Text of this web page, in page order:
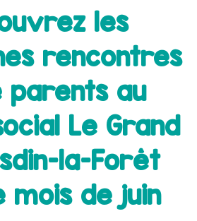
les
rencontres
parents au
Le Grand
la-Forêt
mois de juin